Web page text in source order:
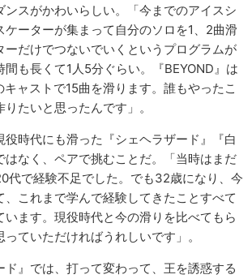
ンスがかわいらしい。「今までのアイスシ
ケーターが集まって自分のソロを1、2曲滑
ーだけでつないでいくというプログラムが
も長くて1人5分ぐらい。『BEYOND』は
キャストで15曲を滑ります。誰もやったこ
たいと思ったんです」。
役時代にも滑った『シェヘラザード』『白
はなく、ペアで挑むことだ。「当時はまだ
代で経験不足でした。でも32歳になり、今
、これまで学んで経験してきたことすべて
います。現役時代と今の滑りを比べてもら
ていただければうれしいです」。
ド』では、打って変わって、王を誘惑する